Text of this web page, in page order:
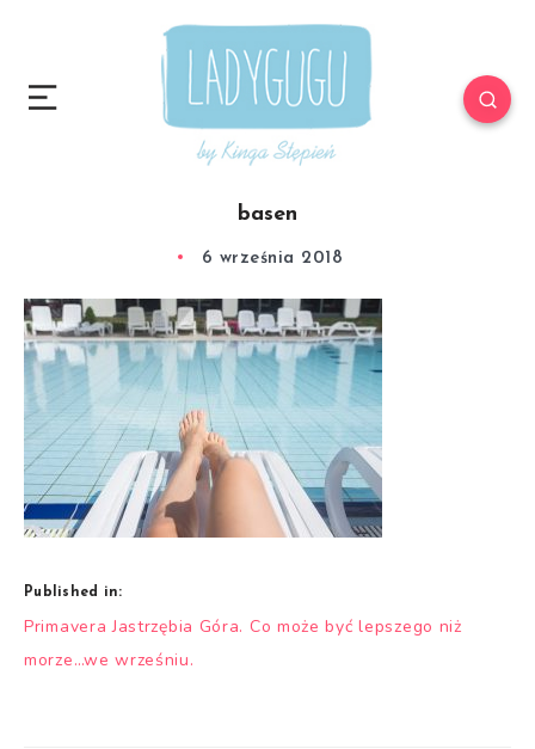
basen
6 września 2018
Published in:
Nawigacja
wpisu
Primavera Jastrzębia Góra. Co może być lepszego niż
morze…we wrześniu.